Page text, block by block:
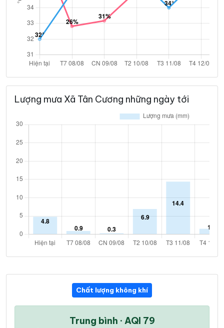
Lượng mưa Xã Tân Cương những ngày tới
Chất lượng không khí
Trung bình · AQI 79